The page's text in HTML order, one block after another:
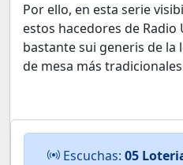
Por ello, en esta serie
estos hacedores de Radio
bastante sui generis de la
de mesa más
Escuchas: 05